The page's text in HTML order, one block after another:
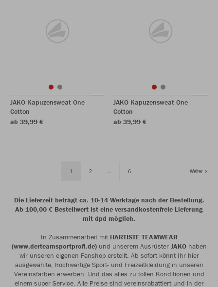
JAKO Kapuzensweat One
Cotton
ab 39,99 €
JAKO Kapuzensweat One
Cotton
ab 39,99 €
1 2 ... 6 Weiter
Die Lieferzeit beträgt ca. 10-14 Werktage nach der Bestellung.
Ab 100,00 € Bestellwert ist eine versandkostenfreie Lieferung
mit dpd möglich.
In Zusammenarbeit mit HARTISTE TEAMWEAR
(www.derteamsportprofi.de)und unserem Ausrüster JAKOhaben
wir unseren eigenen Fanshop erstellt. Ab sofort könnt Ihr hier
ausgewählte, hochwertige Sport- und Freizeitkleidung in unseren
Vereinsfarben erwerben. Und das alles zu tollen Konditionen und
einem super Service. Alle Preise sind vereinsrabattiert und in der